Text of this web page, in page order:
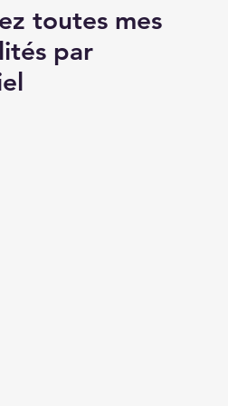
toutes mes
par